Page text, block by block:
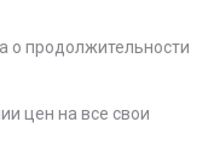
о продолжительности
цен на все свои